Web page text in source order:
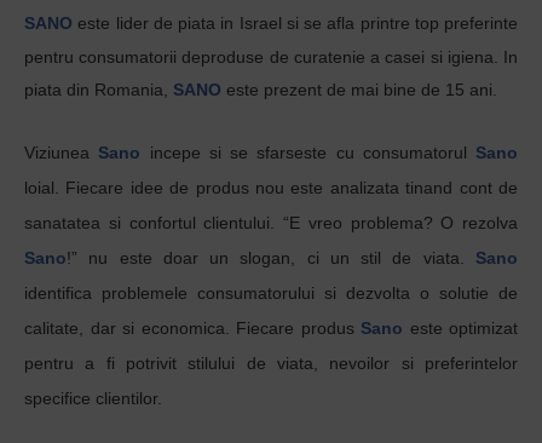
SANO este lider de piata in Israel si se afla printre top preferinte
pentru consumatorii deproduse de curatenie a casei si igiena . In
piata din Romania, SANO este prezent de mai bine de 15 ani
Viziunea Sano incepe si se sfarseste cu consumatorul Sano
loial. Fiecare idee de produs nou este analizata tinand cont de
sanatatea si confortul clientului. “E vreo problema? O rezolva
Sano!” nu este doar un slogan, ci un stil de viata. Sano
identifica problemele consumatorului si dezvolta o solutie de
calitate, dar si economica. Fiecare produs Sano este optimizat
pentru a fi potrivit stilului de viata, nevoilor si preferintelor
specifice clientilor.